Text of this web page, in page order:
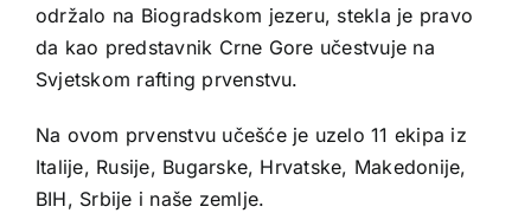
održalo na Biogradskom jezeru, stekla je pravo
da kao predstavnik Crne Gore učestvuje na
Svjetskom rafting prvenstvu.
Na ovom prvenstvu učešće je uzelo 11 ekipa iz
Italije, Rusije, Bugarske, Hrvatske, Makedonije,
BIH, Srbije i naše zemlje.